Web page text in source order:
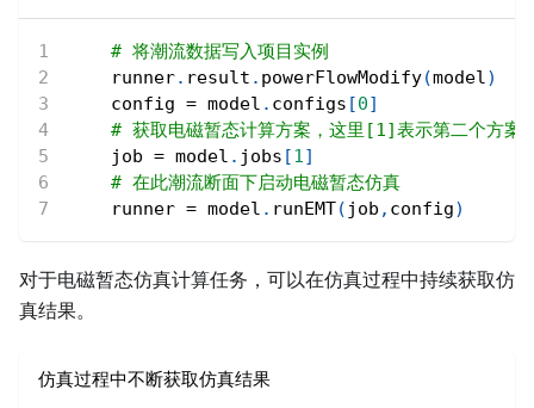
# 将潮流数据写入项目实例
    runner
. result . powerFlowModify(model)
    config
= model . configs [0]
# 获取电磁暂态计算方案，这里[1]表示第二个方案
    job
= model . jobs [1]
# 在此潮流断面下启动电磁暂态仿真
    runner
= model . runEMT( job , config)
对于电磁暂态仿真计算任务，可以在仿真过程中持续获取仿
真结果。
仿真过程中不断获取仿真结果